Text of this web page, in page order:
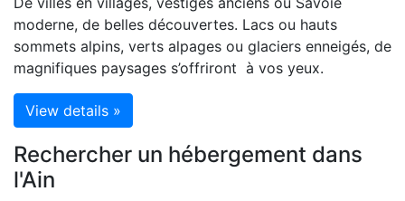
moderne, de belles découvertes. Lacs ou hauts
sommets alpins, verts alpages ou glaciers enneigés, de
magnifiques paysages s’offriront à vos yeux.
View details »
Rechercher un hébergement dans
l'Ain